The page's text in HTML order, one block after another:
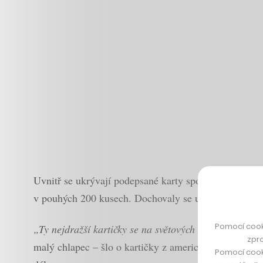
Uvnitř se ukrývají podepsané karty sportovních
v pouhých 200 kusech. Dochovaly se už jen dva
„Ty nejdražší kartičky se na světových aukcích
malý chlapec – šlo o kartičky z amerického
Pomocí
Pomocí